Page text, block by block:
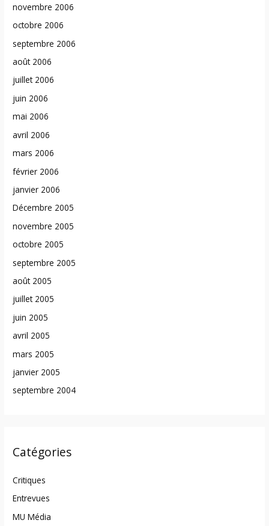
novembre 2006
octobre 2006
septembre 2006
août 2006
juillet 2006
juin 2006
mai 2006
avril 2006
mars 2006
février 2006
janvier 2006
Décembre 2005
novembre 2005
octobre 2005
septembre 2005
août 2005
juillet 2005
juin 2005
avril 2005
mars 2005
janvier 2005
septembre 2004
Catégories
Critiques
Entrevues
MU Média